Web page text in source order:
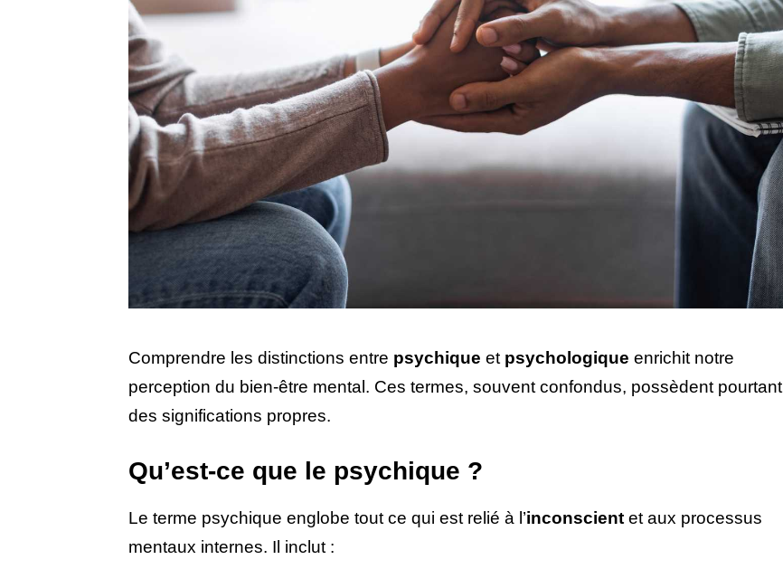
Comprendre les distinctions entre psychique et psychologique enrichit notre
perception du bien-être mental. Ces termes, souvent confondus, possèdent pourtant
des significations propres.
Qu’est-ce que le psychique ?
Le terme psychique englobe tout ce qui est relié à l’inconscient et aux processus
mentaux internes. Il inclut :